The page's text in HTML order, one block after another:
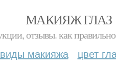
МАКИЯЖ ГЛАЗ
отзывы. как
виды макияжа цвет